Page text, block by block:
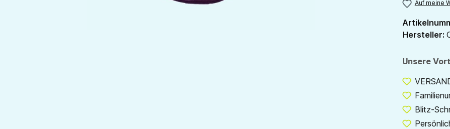
Auf meine
Hersteller:
Unsere
Blitz-